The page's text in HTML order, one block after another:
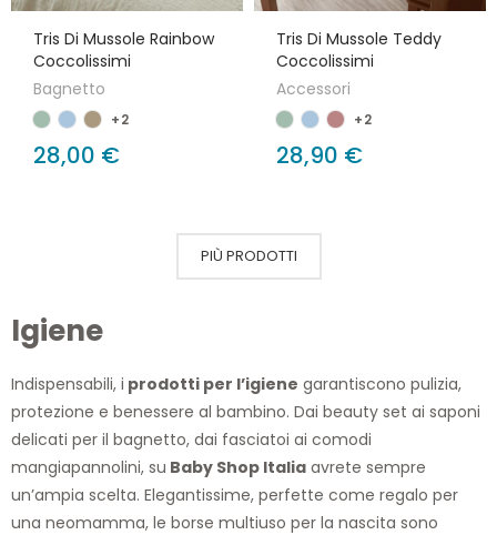
Igiene
Indispensabili, i prodotti per l’igiene garantiscono pulizia,
protezione e benessere al bambino. Dai beauty set ai saponi
delicati per il bagnetto, dai fasciatoi ai comodi
mangiapannolini, su Baby Shop Italia avrete sempre
un’ampia scelta. Elegantissime, perfette come regalo per
una neomamma, le borse multiuso per la nascita sono
Tris Di Mussole Rainbow
Coccolissimi
Bagnetto
+2
28,00 €
Tris Di Mussole Teddy
Coccolissimi
Accessori
+2
28,90 €
PIÙ PRODOTTI